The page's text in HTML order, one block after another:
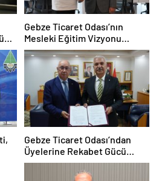
Gebze Ticaret Odası’nın
Mesleki Eğitim Vizyonu
İstihdamla Taçlandı
Gebze Ticaret Odası’ndan
Üyelerine Rekabet Gücü
Kazandıracak Stratejik İş